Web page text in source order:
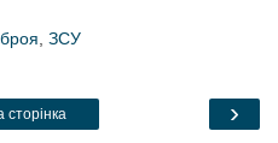
ЗСУ
›
сторінка